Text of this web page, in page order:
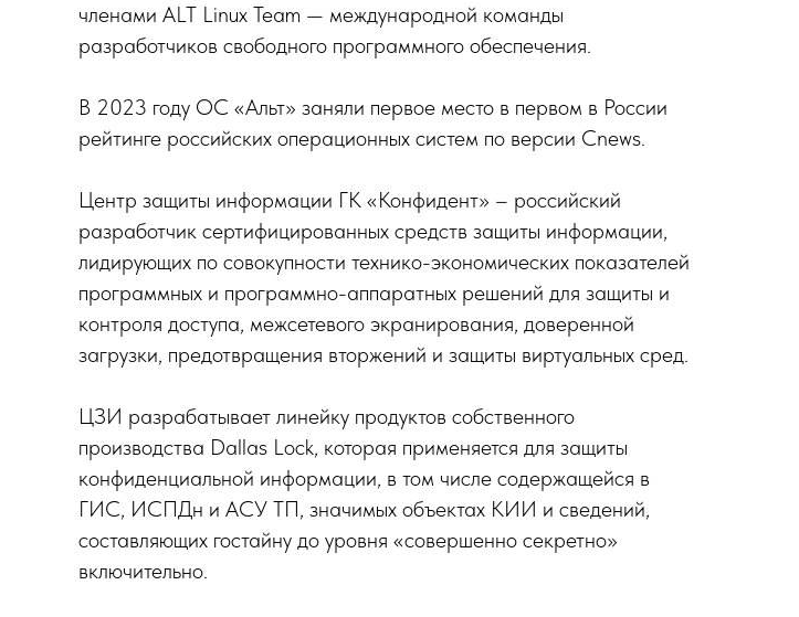
членами ALT Linux Team — международной команды
разработчиков свободного программного обеспечения.
В 2023 году ОС «Альт» заняли первое место в первом в России
рейтинге российских операционных систем по версии Cnews.
Центр защиты информации ГК «Конфидент» – российский
разработчик сертифицированных средств защиты информации,
лидирующих по совокупности технико-экономических показателей
программных и программно-аппаратных решений для защиты и
контроля доступа, межсетевого экранирования, доверенной
загрузки, предотвращения вторжений и защиты виртуальных сред.
ЦЗИ разрабатывает линейку продуктов собственного
производства Dallas Lock, которая применяется для защиты
конфиденциальной информации, в том числе содержащейся в
ГИС, ИСПДн и АСУ ТП, значимых объектах КИИ и сведений,
составляющих гостайну до уровня «совершенно секретно»
включительно.